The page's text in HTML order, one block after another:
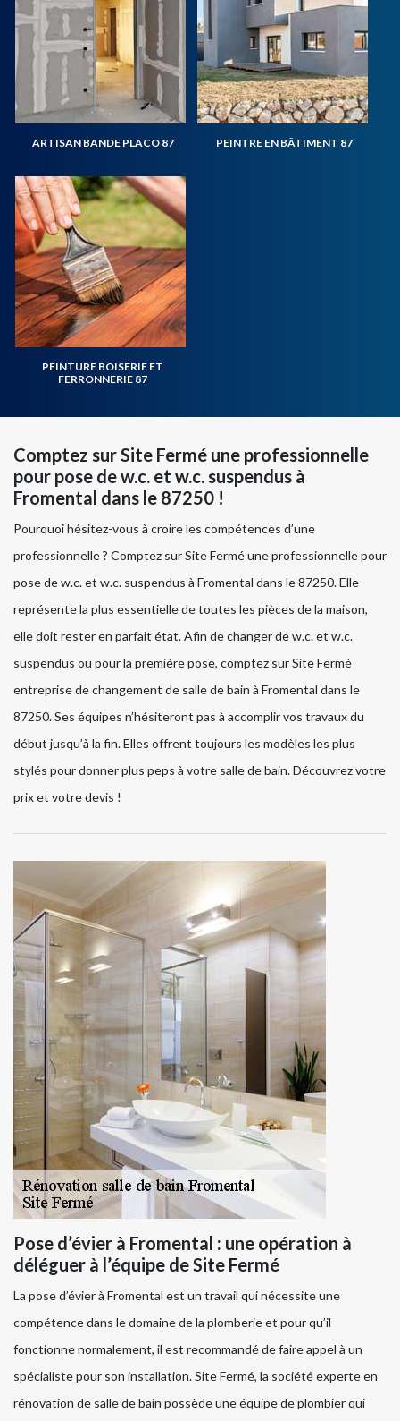
ARTISAN BANDE PLACO 87 PEINTRE EN BÂTIMENT 87
PEINTURE BOISERIE ET
FERRONNERIE 87
Comptez sur Site Fermé une professionnelle
pour pose de w.c. et w.c. suspendus à
Fromental dans le 87250 !
Pourquoi hésitez-vous à croire les compétences d’une
professionnelle ? Comptez sur Site Fermé une professionnelle pour
pose de w.c. et w.c. suspendus à Fromental dans le 87250. Elle
représente la plus essentielle de toutes les pièces de la maison,
elle doit rester en parfait état. Afin de changer de w.c. et w.c.
suspendus ou pour la première pose, comptez sur Site Fermé
entreprise de changement de salle de bain à Fromental dans le
87250. Ses équipes n’hésiteront pas à accomplir vos travaux du
début jusqu’à la fin. Elles offrent toujours les modèles les plus
stylés pour donner plus peps à votre salle de bain. Découvrez votre
prix et votre devis !
Pose d’évier à Fromental : une opération à
déléguer à l’équipe de Site Fermé
La pose d’évier à Fromental est un travail qui nécessite une
compétence dans le domaine de la plomberie et pour qu’il
fonctionne normalement, il est recommandé de faire appel à un
spécialiste pour son installation. Site Fermé, la société experte en
rénovation de salle de bain possède une équipe de plombier qui